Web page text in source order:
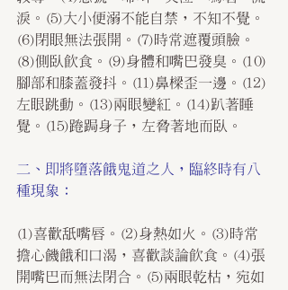
淚。(5)大小便溺不能自禁，不知不覺。
(6)閉眼無法張開。(7)時常遮覆頭臉。
(8)側臥飲食。(9)身體和嘴巴發臭。(10)
腳部和膝蓋發抖。(11)鼻樑歪一邊。(12)
左眼跳動。(13)兩眼變紅。(14)趴著睡
覺。(15)踡跼身子，左脅著地而臥。
二、即將墮落餓鬼道之人，臨終時有八
種現象：
(1)喜歡舐嘴唇。(2)身熱如火。(3)時常
擔心饑餓和口渴，喜歡談論飲食。(4)張
開嘴巴而無法閉合。(5)兩眼乾枯，宛如